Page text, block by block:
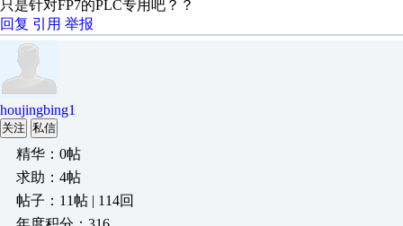
只是针对FP7的PLC专用吧？？
回复 引用 举报
houjingbing1
关注 私信
精华：0帖
求助：4帖
帖子：11帖 | 114回